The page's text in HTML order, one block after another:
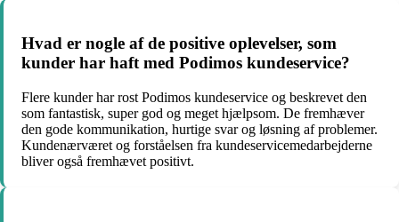
Hvad er nogle af de positive oplevelser, som
kunder har haft med Podimos kundeservice?
Flere kunder har rost Podimos kundeservice og beskrevet den
som fantastisk, super god og meget hjælpsom. De fremhæver
den gode kommunikation, hurtige svar og løsning af problemer.
Kundenærværet og forståelsen fra kundeservicemedarbejderne
bliver også fremhævet positivt.